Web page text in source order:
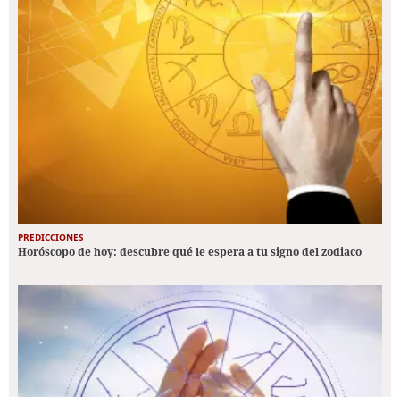
PREDICCIONES
Horóscopo de hoy: descubre qué le espera a tu signo del zodiaco